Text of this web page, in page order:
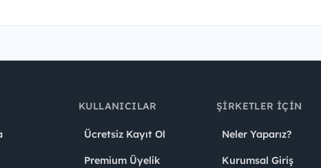
KULLANICILAR
Ücretsiz Kayıt Ol
Premium Üyelik
ŞIRKETLER İÇIN
Neler Yaparız?
Kurumsal Giriş